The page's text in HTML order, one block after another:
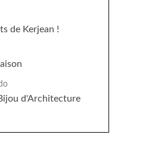
de Kerjean !
d'Architecture